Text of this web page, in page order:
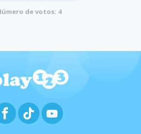
de votos: 4